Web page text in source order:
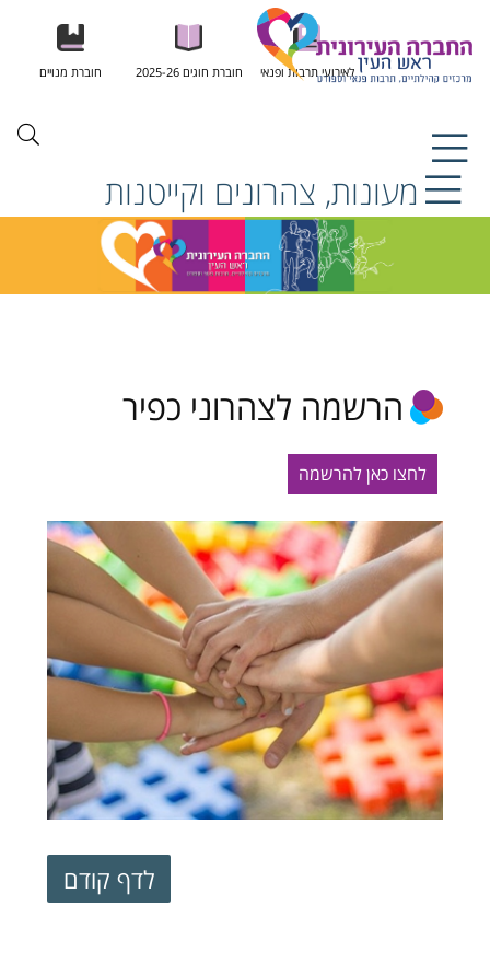
לאירועי תרבות ופנאי חוברת חוגים 2025-26 חוברת מנויים
מעונות, צהרונים וקייטנות
הרשמה לצהרוני כפיר
לחצו כאן להרשמה